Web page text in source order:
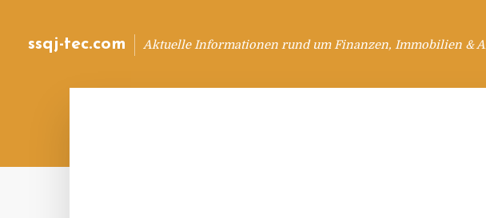
ssqj-tec.com Aktuelle Informationen rund um Finanzen, Immobilien &